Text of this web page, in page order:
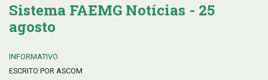
Sistema FAEMG Notícias - 25
agosto
INFORMATIVO
ESCRITO POR ASCOM